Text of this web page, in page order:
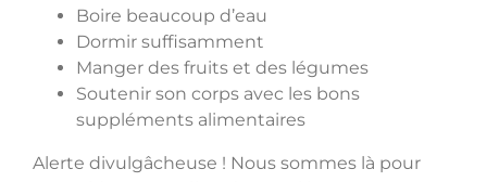
Boire beaucoup d’eau
Dormir suffisamment
Manger des fruits et des légumes
Soutenir son corps avec les bons
suppléments alimentaires
Alerte divulgâcheuse ! Nous sommes là pour